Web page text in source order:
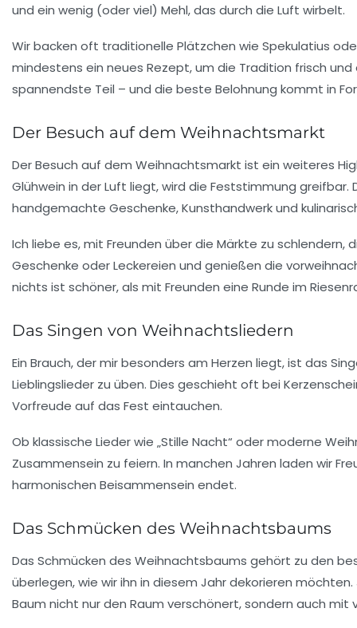
und ein wenig (oder viel) Mehl, das durch die Luft wirbelt.
Wir backen oft traditionelle Plätzchen wie Spekulatius
mindestens ein neues Rezept, um die Tradition frisch
spannendste Teil – und die beste Belohnung kommt in
Der Besuch auf dem Weihnachtsmarkt
DerBesuch auf dem Weihnachtsmarkt ist ein weiteres
Glühwein in der Luft liegt, wird die Feststimmung
handgemachte Geschenke, Kunsthandwerk und
Ich liebe es, mit Freunden über die Märkte zu
Geschenke oder Leckereien und genießen die
nichts ist schöner, als mit Freunden eine Runde im
Das Singen von Weihnachtsliedern
Ein Brauch, der mir besonders am Herzen liegt, ist das
Lieblingslieder zu üben. Dies geschieht oft bei
Vorfreude auf das Fest eintauchen.
Ob klassische Lieder wie „Stille Nacht“ oder moderne
Zusammensein zu feiern. In manchen Jahren laden wir
harmonischen Beisammensein endet.
Das Schmücken des Weihnachtsbaums
Das Schmücken des Weihnachtsbaums gehört zu den
überlegen, wie wir ihn in diesem Jahr dekorieren
Baum nicht nur den Raum verschönert, sondern auch